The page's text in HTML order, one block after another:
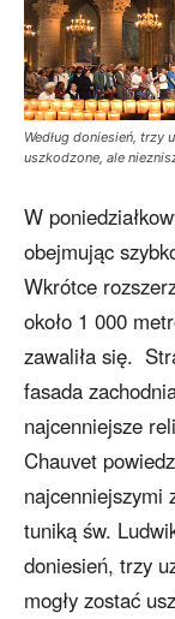
Według doniesień, trzy
uszkodzone, ale
W
obejmując
Wkrótce
około 1 000
zawaliła się.
fasada
najcenniejsze
Chauvet
najcenniejszymi
tuniką św.
doniesień, trzy
mogły zostać